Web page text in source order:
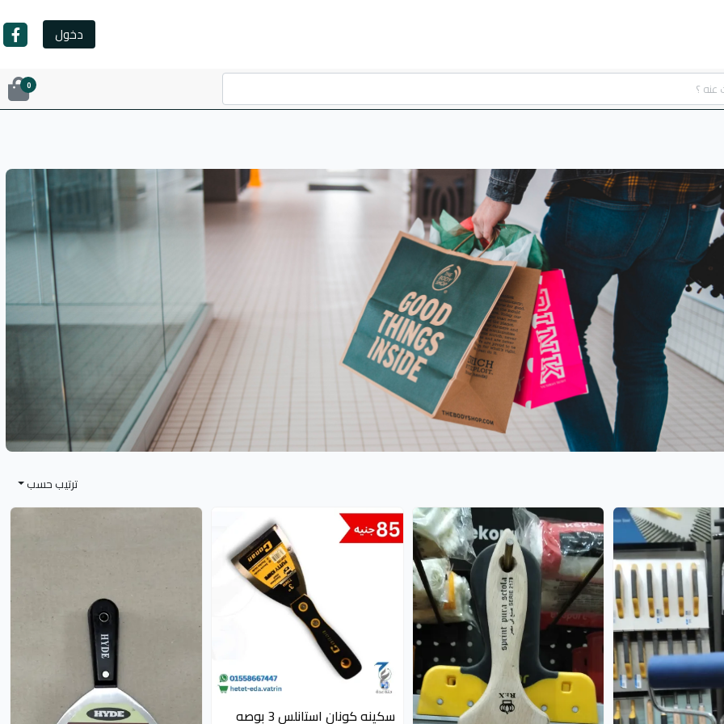
دخول
0
ترتيب حسب
سكينه كونان استانلس 3 بوصه